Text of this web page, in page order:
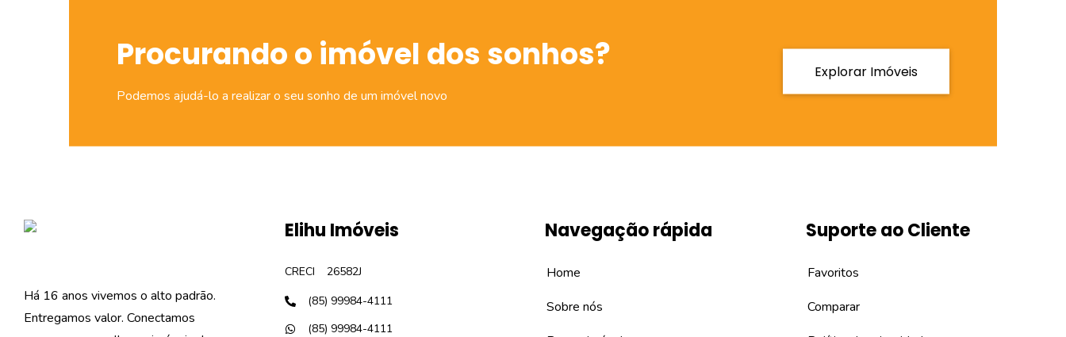
Procurando o imóvel dos sonhos?
Podemos ajudá-lo a realizar o seu sonho de um imóvel novo
Explorar Imóveis
Há 16 anos vivemos o alto padrão.
Entregamos valor. Conectamos
Elihu Imóveis
CRECI
26582J
(85) 99984-4111
(85) 99984-4111
Navegação rápida
Home
Sobre nós
Suporte ao Cliente
Favoritos
Comparar